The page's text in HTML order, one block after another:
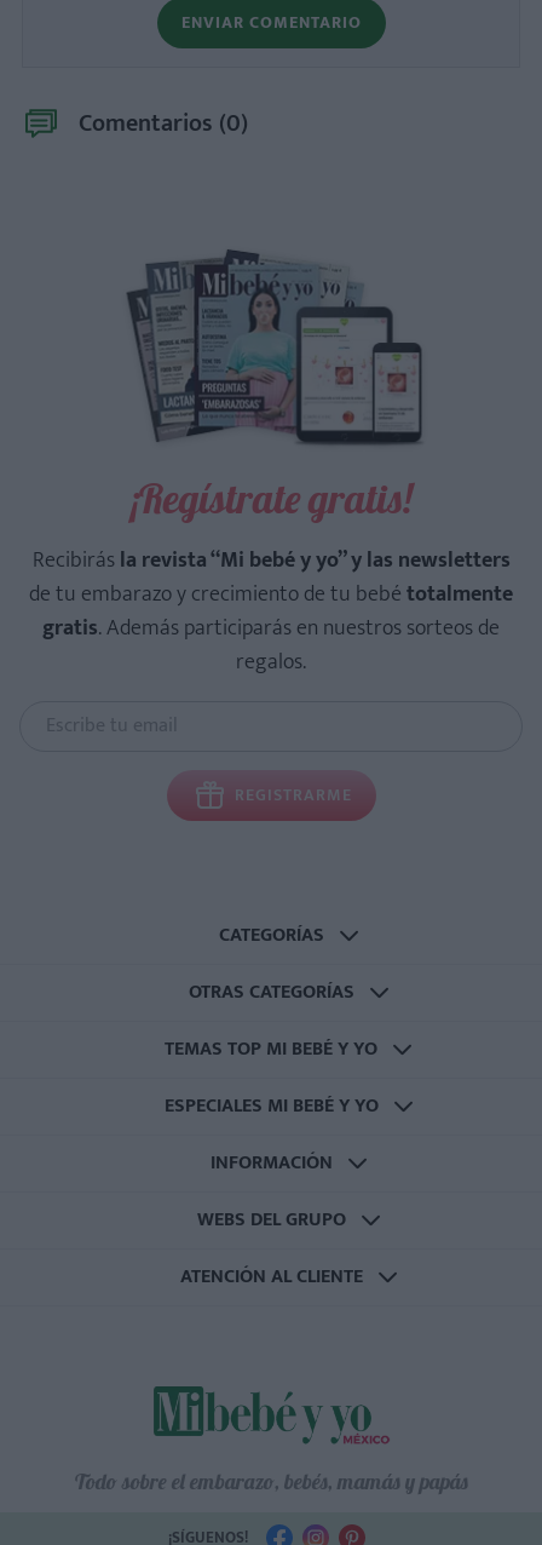
ENVIAR COMENTARIO
Comentarios (0)
¡Regístrate gratis!
Recibirásla revista “Mi bebé y yo” y las newsletters
de tu embarazo y crecimiento de tu bebétotalmente
gratis. Además participarás en nuestros sorteos de
regalos.
REGISTRARME
CATEGORÍAS
OTRAS CATEGORÍAS
TEMAS TOP MI BEBÉ Y YO
ESPECIALES MI BEBÉ Y YO
INFORMACIÓN
WEBS DEL GRUPO
ATENCIÓN AL CLIENTE
Todo sobre el embarazo, bebés, mamás y papás
¡SÍGUENOS!